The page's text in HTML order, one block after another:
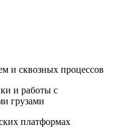
и сквозных процессов
и работы с
грузами
платформах